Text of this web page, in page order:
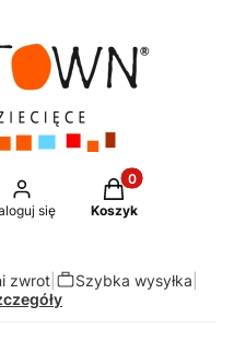
się
Produkty w
Koszyk
zwrot| Szybka wysyłka